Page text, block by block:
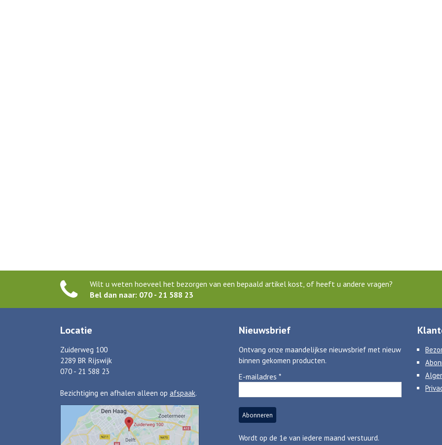
Wilt u weten hoeveel het bezorgen van een bepaald artikel kost, of heeft u andere vragen?
Bel dan naar: 070 - 21 588 23
Locatie
Zuiderweg 100
2289 BR Rijswijk
070 - 21 588 23
Bezichtiging en afhalen alleen op afspaak.
Nieuwsbrief
Ontvang onze maandelijkse nieuwsbrief met nieuw
binnen gekomen producten.
E-mailadres *
Wordt op de 1e van iedere maand verstuurd.